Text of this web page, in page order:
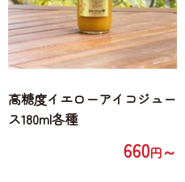
高糖度イエローアイコジュー
ス180ml各種
660円～